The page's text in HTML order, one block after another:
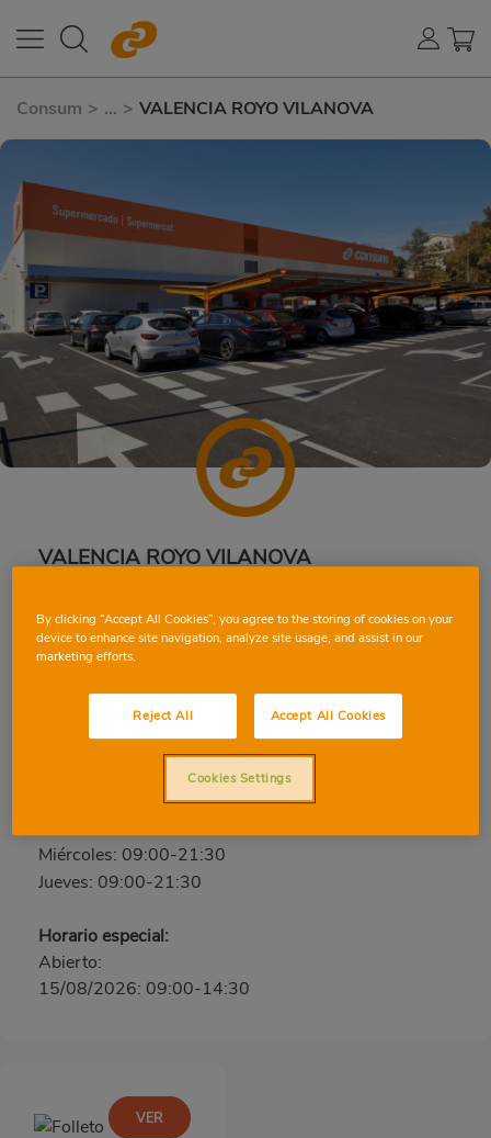
Consum > ... > VALENCIA ROYO VILANOVA
VALENCIA ROYO VILANOVA
Teléfono: 96 377 05 14
Viernes: 09:00-21:30
Sábado: 09:00-21:30
Lunes: 09:00-21:30
Miércoles: 09:00-21:30
Jueves: 09:00-21:30
Horario especial:
Abierto:
15/08/2026: 09:00-14:30
VER
By clicking “Accept All Cookies”, you agree to the storing of cookies on your
device to enhance site navigation, analyze site usage, and assist in our
marketing efforts.
Reject All Accept All Cookies
Cookies Settings